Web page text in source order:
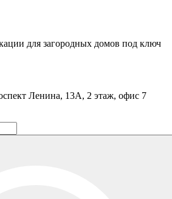
для загородных домов под ключ
Ленина, 13А, 2 этаж, офис 7